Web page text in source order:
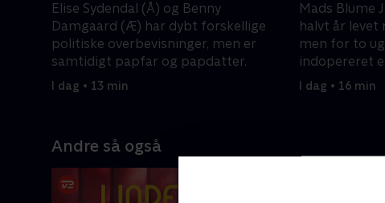
Elise Sydendal (Å) og Benny
Damgaard (Æ) har dybt forskellige
politiske overbevisninger, men er
samtidigt papfar og papdatter.
I dag • 13 min
Mads Blume
halvt år levet
men for to
indopereret
I dag • 16 min
Andre så også